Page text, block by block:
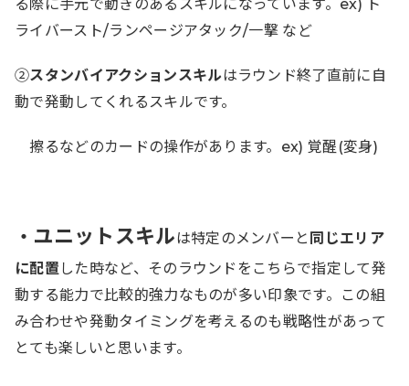
る際に手元で動きのあるスキルになっています。ex) ト
ライバースト/ランページアタック/一撃 など
②スタンバイアクションスキルはラウンド終了直前に自
動で発動してくれるスキルです。
擦るなどのカードの操作があります。ex) 覚醒(変身)
・ ユニットスキルは特定のメンバーと 同じエリア
に配置した時など、そのラウンドをこちらで指定して発
動する能力で比較的強力なものが多い印象です。この組
み合わせや発動タイミングを考えるのも戦略性があって
とても楽しいと思います。